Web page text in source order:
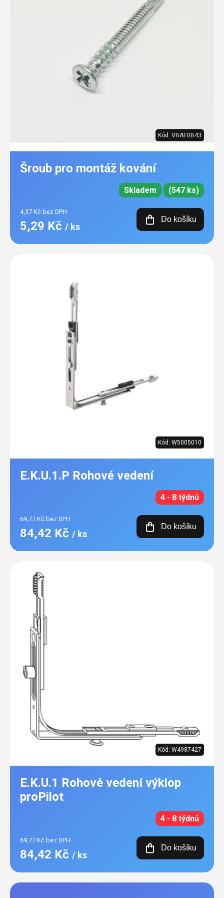
Kód: VBAFDB43
Šroub pro montáž kování
Skladem (547 ks)
4,37 Kč bez DPH
5,29 Kč / ks
Do košíku
Kód: W5005010
E.K.U.1.P Rohové vedení
4 - 8 týdnů
69,77 Kč bez DPH
84,42 Kč / ks
Do košíku
Kód: W4987427
E.K.U.1 Rohové vedení výklop
proPilot
4 - 8 týdnů
69,77 Kč bez DPH
84,42 Kč / ks
Do košíku